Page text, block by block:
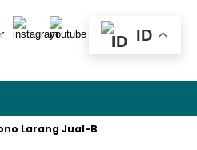
Jual-Beli Alsintan
ID